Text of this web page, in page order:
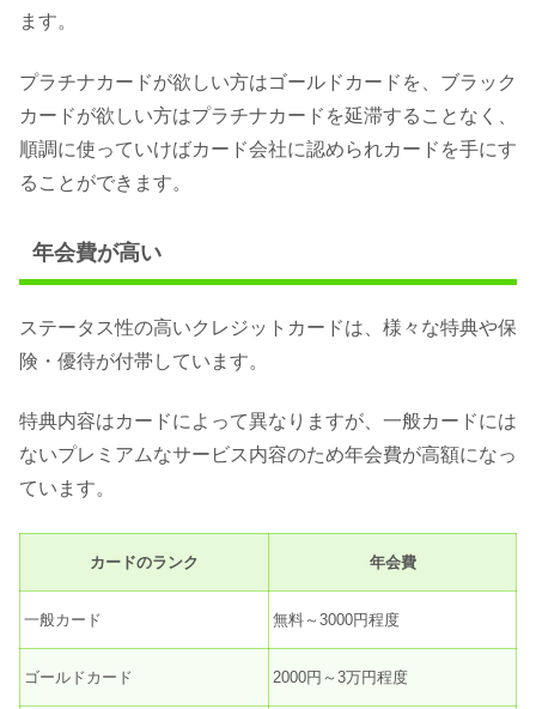
ます。
プラチナカードが欲しい方はゴールドカードを、ブラック
カードが欲しい方はプラチナカードを延滞することなく、
順調に使っていけばカード会社に認められカードを手にす
ることができます。
年会費が高い
ステータス性の高いクレジットカードは、様々な特典や保
険・優待が付帯しています。
特典内容はカードによって異なりますが、一般カードには
ないプレミアムなサービス内容のため年会費が高額になっ
ています。
カードのランク 年会費
一般カード 無料～3000円程度
ゴールドカード 2000円～3万円程度